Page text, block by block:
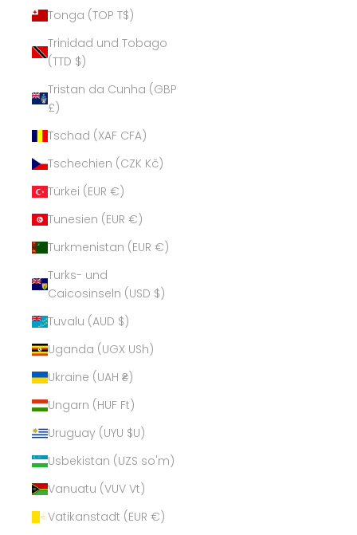
Tonga (TOP T$)
Trinidad und Tobago
(TTD $)
Tristan da Cunha (GBP
£)
Tschad (XAF CFA)
Tschechien (CZK Kč)
Türkei (EUR €)
Tunesien (EUR €)
Turkmenistan (EUR €)
Turks- und
Caicosinseln (USD $)
Tuvalu (AUD $)
Uganda (UGX USh)
Ukraine (UAH ₴)
Ungarn (HUF Ft)
Uruguay (UYU $U)
Usbekistan (UZS so'm)
Vanuatu (VUV Vt)
Vatikanstadt (EUR €)